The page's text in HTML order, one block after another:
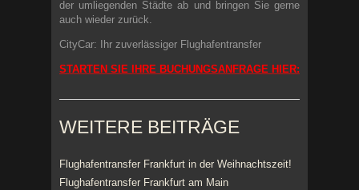
der umliegenden Städte ab und bringen Sie gerne
auch wieder zurück.
CityCar: Ihr zuverlässiger Flughafentransfer
STARTEN SIE IHRE BUCHUNGSANFRAGE HIER:
WEITERE BEITRÄGE
Flughafentransfer Frankfurt in der Weihnachtszeit!
Flughafentransfer Frankfurt am Main